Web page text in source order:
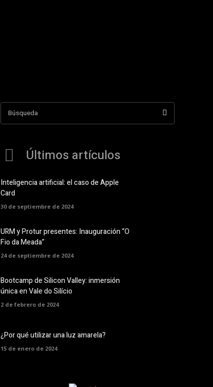
Búsqueda
Últimos artículos
Inteligencia artificial: el caso de Apple
Card
30 de septiembre de 2024
URM y Protur presentes: Inauguración “O
Fio da Meada”
24 de septiembre de 2024
Bootcamp de Silicon Valley: inmersión
única en Vale do Silício
2 de febrero de 2024
¿Por qué utilizar una luz amarela?
15 de enero de 2024